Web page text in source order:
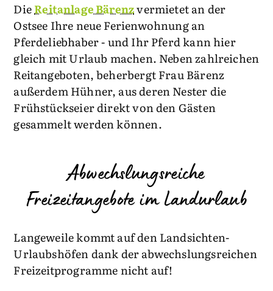
DieReitanlage Bärenzvermietet an der
Ostsee Ihre neue Ferienwohnung an
Pferdeliebhaber - und Ihr Pferd kann hier
gleich mit Urlaub machen. Neben zahlreichen
Reitangeboten, beherbergt Frau Bärenz
außerdem Hühner, aus deren Nester die
Frühstückseier direkt von den Gästen
gesammelt werden können.
Abwechslungsreiche
Freizeitangebote im Landurlaub
Langeweile kommt auf den Landsichten-
Urlaubshöfen dank der abwechslungsreichen
Freizeitprogramme nicht auf!